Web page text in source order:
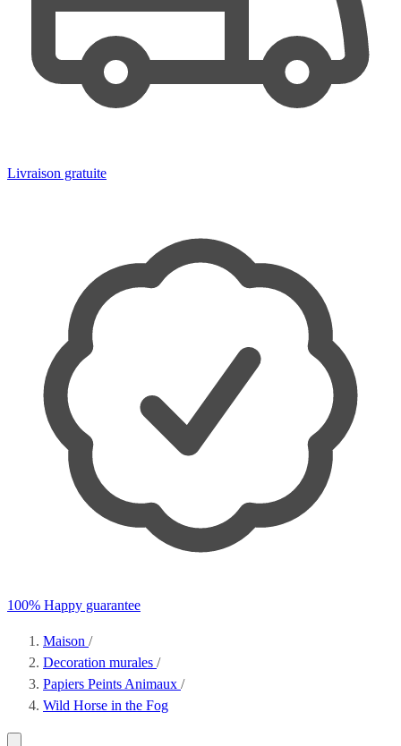
Livraison gratuite
100% Happy guarantee
Maison /
Decoration murales /
Papiers Peints Animaux /
Wild Horse in the Fog